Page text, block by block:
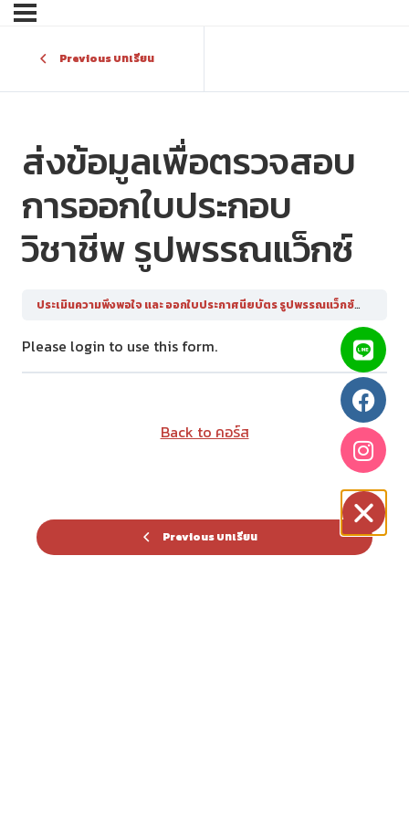
Previous บทเรียน
ส่งข้อมูลเพื่อตรวจสอบ
การออกใบประกอบ
วิชาชีพ รูปพรรณแว็กซ์
ประเมินความพึงพอใจ และ ออกใบประกาศนียบัตร รูปพรรณแว็กซ์
Please login to use this form.
Previous บทเรียน
Back to คอร์ส